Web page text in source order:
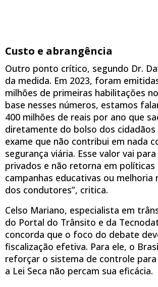
Custo e abrangência
Outro ponto crítico, segundo Dr.
da medida. Em 2023, foram
milhões de primeiras habilitações
base nesses números, estamos
400 milhões de reais por ano que
diretamente do bolso dos cidadãos
exame que não contribui em nada
segurança viária. Esse valor vai
privados e não retorna em políticas
campanhas educativas ou melhoria
dos condutores”, critica.
Celso Mariano, especialista em
do Portal do Trânsito e da
concorda que o foco do debate
fiscalização efetiva. Para ele, o
reforçar o sistema de controle
a Lei Seca não percam sua eficácia.